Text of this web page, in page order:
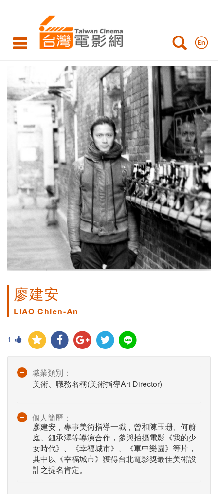
廖建安
LIAO Chien-An
1
職業類別：
美術、職務名稱(美術指導Art Director)
個人簡歷：
廖建安，專事美術指導一職，曾和陳玉珊、何蔚
庭、鈕承澤等導演合作，參與拍攝電影《我的少
女時代》、《幸福城市》、《軍中樂園》等片，
其中以《幸福城市》獲得台北電影獎最佳美術設
計之提名肯定。